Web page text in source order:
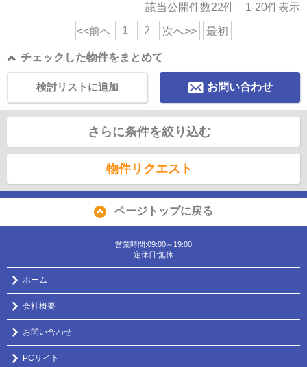
該当公開件数22件 1-20件表示
<<前へ 1 2 次へ>> 最初
チェックした物件をまとめて
お問い合わせ
検討リストに追加
さらに条件を絞り込む
物件リクエスト
ページトップに戻る
営業時間:09:00～19:00
定休日:無休
ホーム
会社概要
お問い合わせ
PCサイト